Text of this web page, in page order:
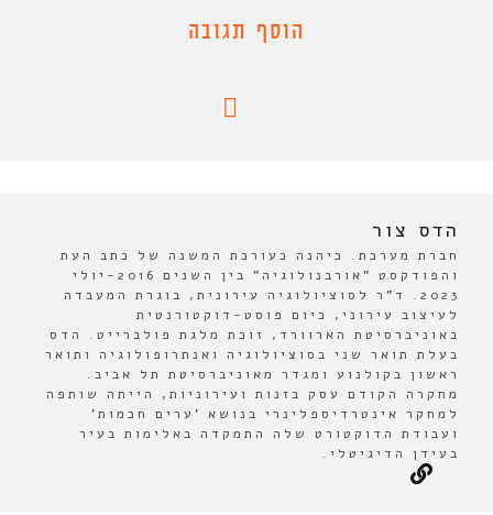
הוסף תגובה
הדס צור
חברת מערכת. כיהנה כעורכת המשנה של כתב העת
והפודקסט "אורבנולוגיה" בין השנים 2016-יולי
2023. ד"ר לסוציולוגיה עירונית, בוגרת המעבדה
לעיצוב עירוני, כיום פוסט-דוקטורנטית
באוניברסיטת הארוורד, זוכת מלגת פולברייט. הדס
בעלת תואר שני בסוציולוגיה ואנתרופולוגיה ותואר
ראשון בקולנוע ומגדר מאוניברסיטת תל אביב.
מחקרה הקודם עסק בזנות ועירוניות, הייתה שותפה
למחקר אינטרדיספלינרי בנושא 'ערים חכמות'
ועבודת הדוקטורט שלה התמקדה באלימות בעיר
בעידן הדיגיטלי.